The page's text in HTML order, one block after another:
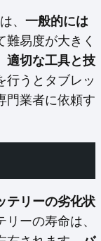
、 一般的には
易度が大きく
適切な工具と技
行うとタブレッ
門業者に依頼す
テリーの劣化状
ーの寿命は、